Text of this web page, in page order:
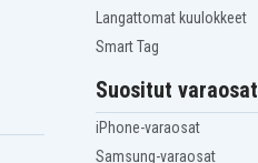
Langattomat kuulokkeet
Smart Tag
Suositut varaosat
iPhone-varaosat
Samsung-varaosat